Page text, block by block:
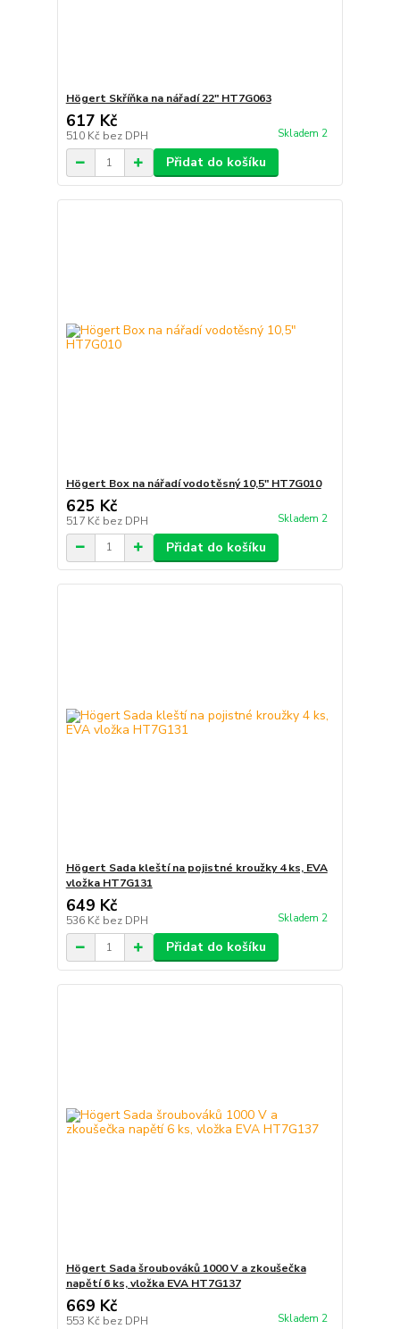
Högert Skříňka na nářadí 22" HT7G063
617 Kč
510 Kč bez DPH Skladem 2
Přidat do košíku
Högert Box na nářadí vodotěsný 10,5″ HT7G010
625 Kč
517 Kč bez DPH Skladem 2
Přidat do košíku
Högert Sada kleští na pojistné kroužky 4 ks, EVA
vložka HT7G131
649 Kč
536 Kč bez DPH Skladem 2
Přidat do košíku
Högert Sada šroubováků 1000 V a zkoušečka
napětí 6 ks, vložka EVA HT7G137
669 Kč
553 Kč bez DPH Skladem 2